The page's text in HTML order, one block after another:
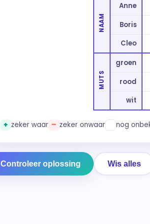
NAAM
Anne
Boris
Cleo
MUTS
groen
rood
wit
+ zeker waar – zeker onwaar nog
Controleer oplossing Wis alles